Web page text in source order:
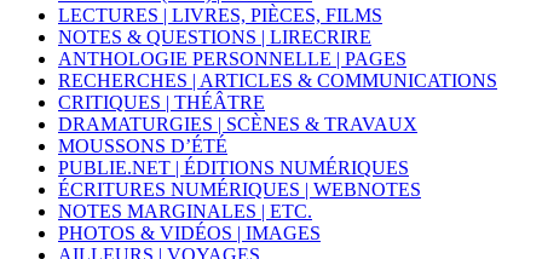
LECTURES | LIVRES, PIÈCES, FILMS
NOTES & QUESTIONS | LIRECRIRE
ANTHOLOGIE PERSONNELLE | PAGES
RECHERCHES | ARTICLES & COMMUNICATIONS
CRITIQUES | THÉÂTRE
DRAMATURGIES | SCÈNES & TRAVAUX
MOUSSONS D’ÉTÉ
PUBLIE.NET | ÉDITIONS NUMÉRIQUES
ÉCRITURES NUMÉRIQUES | WEBNOTES
NOTES MARGINALES | ETC.
PHOTOS & VIDÉOS | IMAGES
AILLEURS | VOYAGES